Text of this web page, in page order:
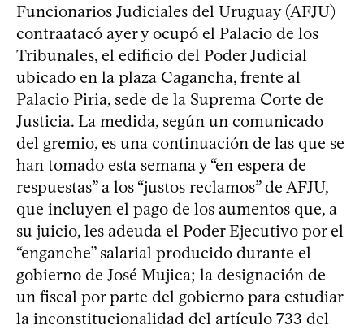
Funcionarios Judiciales del Uruguay (AFJU)
contraatacó ayer y ocupó el Palacio de los
Tribunales, el edificio del Poder Judicial
ubicado en la plaza Cagancha, frente al
Palacio Piria, sede de la Suprema Corte de
Justicia. La medida, según un comunicado
del gremio, es una continuación de las que se
han tomado esta semana y “en espera de
respuestas” a los “justos reclamos” de AFJU,
que incluyen el pago de los aumentos que, a
su juicio, les adeuda el Poder Ejecutivo por el
“enganche” salarial producido durante el
gobierno de José Mujica; la designación de
un fiscal por parte del gobierno para estudiar
la inconstitucionalidad del artículo 733 del